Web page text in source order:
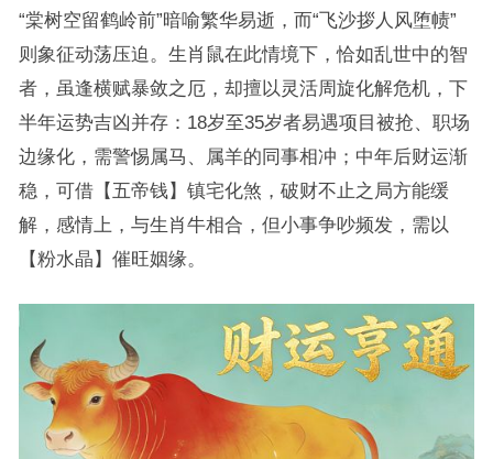
“棠树空留鹤岭前”暗喻繁华易逝，而“飞沙拶人风堕帻”
则象征动荡压迫。生肖鼠在此情境下，恰如乱世中的智
者，虽逢横赋暴敛之厄，却擅以灵活周旋化解危机，下
半年运势吉凶并存：18岁至35岁者易遇项目被抢、职场
边缘化，需警惕属马、属羊的同事相冲；中年后财运渐
稳，可借【五帝钱】镇宅化煞，破财不止之局方能缓
解，感情上，与生肖牛相合，但小事争吵频发，需以
【粉水晶】催旺姻缘。